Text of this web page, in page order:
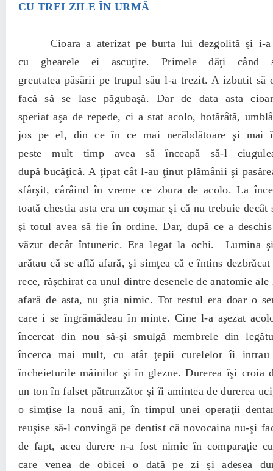
CU TREI ZILE ÎN URMĂ
Cioara a aterizat pe burta lui dezgolită şi i-a
cu ghearele ei ascuţite. Primele dăţi când
greutatea păsării pe trupul său l-a trezit. A izbutit să
facă să se lase păgubaşă. Dar de data asta
speriat aşa de repede, ci a stat acolo, hotărâtă,
jos pe el, din ce în ce mai nerăbdătoare şi mai
peste mult timp avea să înceapă să-l
după bucăţică. A ţipat cât l-au ţinut plămânii şi
sfârşit, cârâind în vreme ce zbura de acolo. La
toată chestia asta era un coşmar şi că nu trebuie decât
şi totul avea să fie în ordine. Dar, după ce a
văzut decât întuneric. Era legat la ochi. Lumina
arătau că se află afară, şi simţea că e întins
rece, răşchirat ca unul dintre desenele de anatomie
afară de asta, nu ştia nimic. Tot restul era doar o
care i se îngrămădeau în minte. Cine l-a aşezat
încercat din nou să-şi smulgă membrele din
încerca mai mult, cu atât ţepii curelelor îi
încheieturile mâinilor şi în glezne. Durerea îşi croia
un ton în falset pătrunzător şi îi amintea de durerea
o simţise la nouă ani, în timpul unei operaţii
reuşise să-l convingă pe dentist că novocaina nu-şi
de fapt, acea durere n-a fost nimic în comparaţie
care venea de obicei o dată pe zi şi adesea